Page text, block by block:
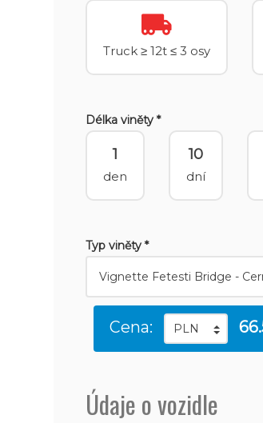
Truck ≥ 12t ≤ 3 osy
Délka viněty *
1
den
10
dní
Typ viněty *
Cena:
Údaje o vozidle